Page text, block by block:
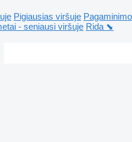
Pigiausias viršuje Pagaminimo
- seniausi viršuje Rida ⬊